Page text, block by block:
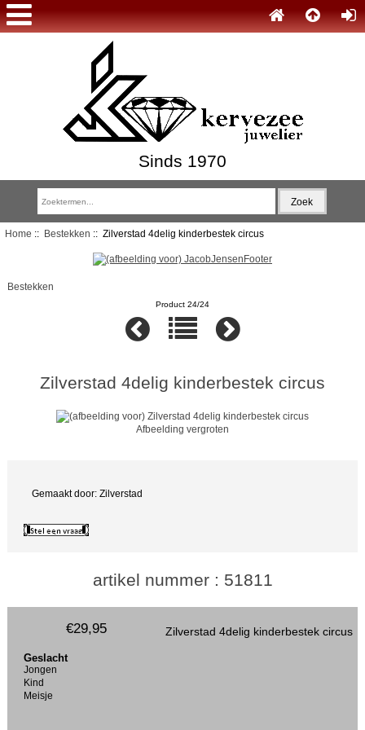
Sinds 1970
Home :: Bestekken :: Zilverstad 4delig kinderbestek circus
Bestekken
Product 24/24
Zilverstad 4delig kinderbestek circus
Afbeelding vergroten
Gemaakt door: Zilverstad
artikel nummer : 51811
Zilverstad 4delig kinderbestek circus
€29,95
Geslacht
Jongen
Kind
Meisje